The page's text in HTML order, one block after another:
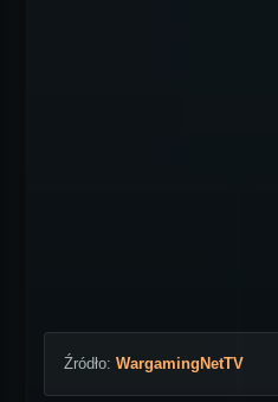
Źródło: WargamingNetTV